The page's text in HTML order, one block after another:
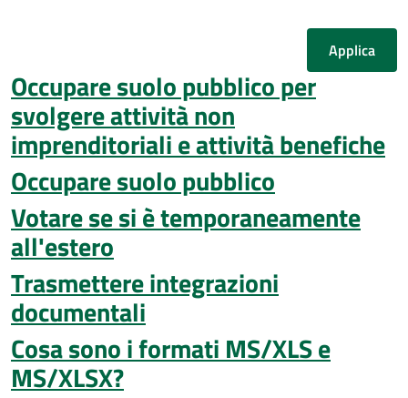
Occupare suolo pubblico per
svolgere attività non
imprenditoriali e attività benefiche
Occupare suolo pubblico
Votare se si è temporaneamente
all'estero
Trasmettere integrazioni
documentali
Cosa sono i formati MS/XLS e
MS/XLSX?